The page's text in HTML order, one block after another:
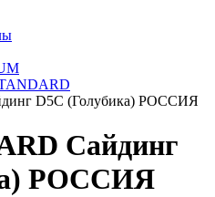
D5C (Голубика) РОССИЯ
Сайдинг
РОССИЯ